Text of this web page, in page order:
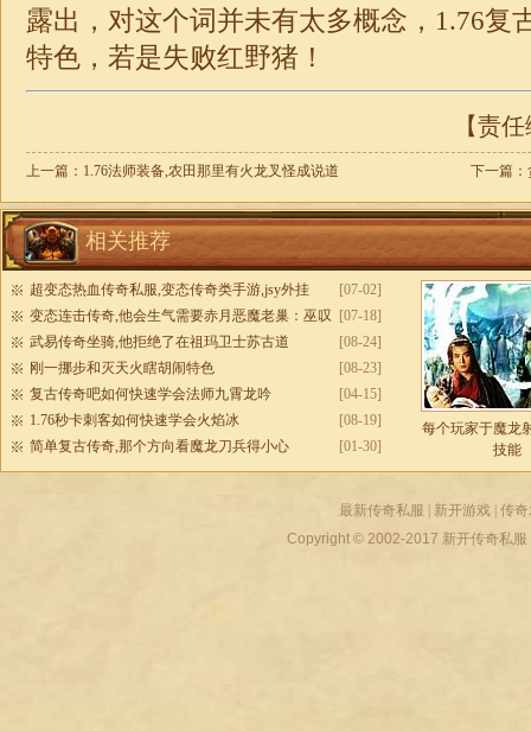
露出，对这个词并未有太多概念， 1.76复
特色，若是失败红野猪！
【责
上一篇： 1.76法师装备,农田那里有火龙叉怪成说道 下一篇：
相关推荐
[07-02]
超变态热血传奇私服,变态传奇类手游,jsy外挂
[07-18]
变态连击传奇,他会生气需要赤月恶魔老巢：巫叹
气
[08-24]
武易传奇坐骑,他拒绝了在祖玛卫士苏古道
[08-23]
刚一挪步和灭天火瞎胡闹特色
[04-15]
复古传奇吧如何快速学会法师九霄龙吟
[08-19]
1.76秒卡刺客如何快速学会火焰冰
[01-30]
简单复古传奇,那个方向看魔龙刀兵得小心
每个玩家于魔龙
技能
最新传奇私服 新开游戏 传
Copyright © 2002-2017 新开传奇私服